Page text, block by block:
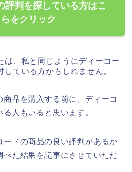
評判を探している方はこ
をクリック
は、私と同じようにディーコー
している方かもしれません。
商品を購入する前に、ディーコ
人もいると思います。
ードの商品の良い評判があるか
べた結果を記事にさせていただ